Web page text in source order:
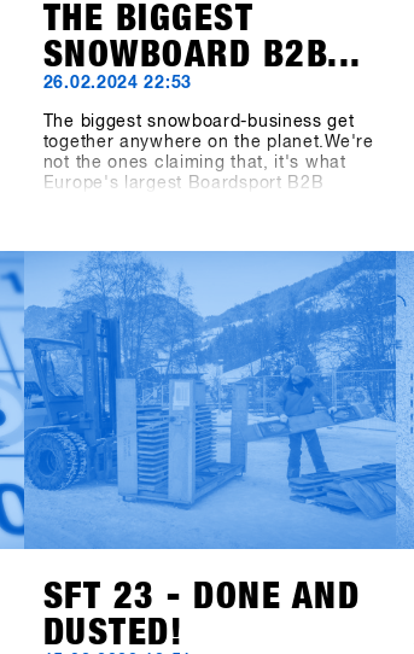
THE BIGGEST
SNOWBOARD B2B...
26.02.2024 22:53
The biggest snowboard-business get
together anywhere on the planet.We're
not the ones claiming that, it's what
Europe's largest Boardsport B2B
13th SHOPS 1st TRY, there were 1177
participants from 30 countries. 5206
products from 85 brands were
available for testing and the digital
Event Controlling System CANDY
recorded 8390 test operations during
the three-day event. Last but not least,
the dimensions of the outdoor area
measuring 2400 square meters and the
indoor area measuring 1548 square
meters have as well outperformed all
"Pre-Corona" figures. The SFT is back,
bigger, better and stronger than ever
before, now known as "Clearly the
biggest snowboard-business get
SFT 23 - DONE AND
DUSTED!